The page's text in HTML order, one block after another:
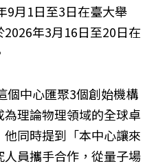
9月1日至3日在臺大舉
年3月16日至20日在
個中心匯聚3個創始機構
理論物理領域的全球卓
同時提到「本中心讓來
員攜手合作，從量子場